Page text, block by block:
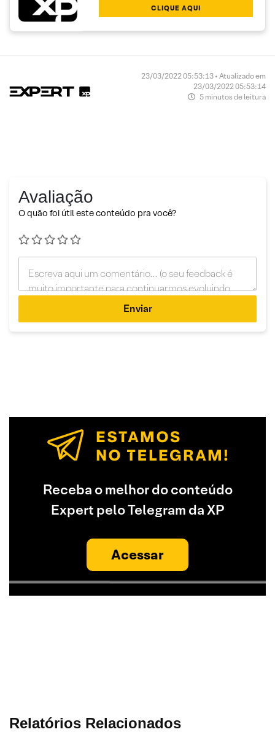
CLIQUE AQUI
23/03/2022 05:53:13 • Atualizado em
23/03/2022 05:53:14
5 minutos de leitura
Avaliação
O quão foi útil este conteúdo pra você?
Enviar
Receba o melhor do conteúdo
Expert pelo Telegram da XP
Acessar
Relatórios Relacionados